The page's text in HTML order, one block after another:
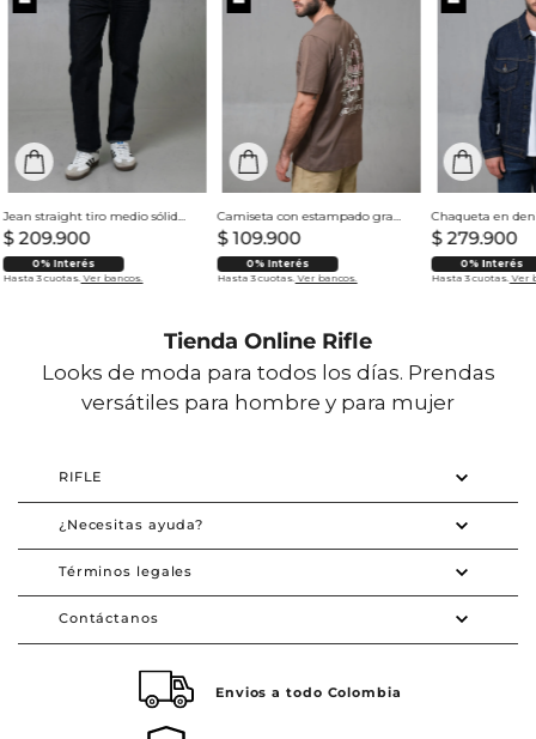
Jean straight tiro medio sólido para hombre
$ 209.900
0% Interés
Hasta 3 cuotas. Ver bancos.
Camiseta con estampado grande en espalda para hombre
$ 109.900
0% Interés
Hasta 3 cuotas. Ver bancos.
$ 279.900
0% Interés
Hasta 3 cuotas. Ver
Tienda Online Rifle
Looks de moda para todos los días. Prendas
versátiles para hombre y para mujer
RIFLE
¿Necesitas ayuda?
Términos legales
Contáctanos
Envios a todo Colombia